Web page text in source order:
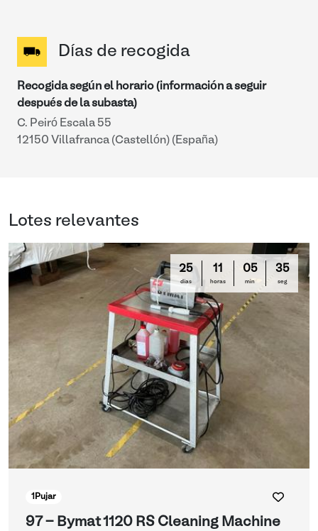
Días de recogida
Recogida según el horario (información a seguir
después de la subasta)
C. Peiró Escala 55
12150 Villafranca (Castellón) (España)
Lotes relevantes
25
días
11
horas
05
min
35
seg
1 Pujar
97 - Bymat 1120 RS Cleaning Machine